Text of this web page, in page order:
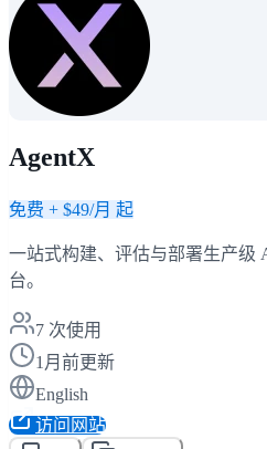
AgentX
免费 + $49/月 起
一站式构建、评估与部署生产级
台。
7 次使用
1月前更新
English
访问网站